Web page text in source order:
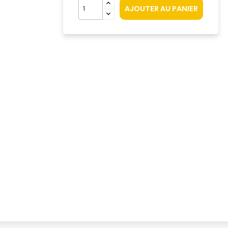
AJOUTER AU PANIER